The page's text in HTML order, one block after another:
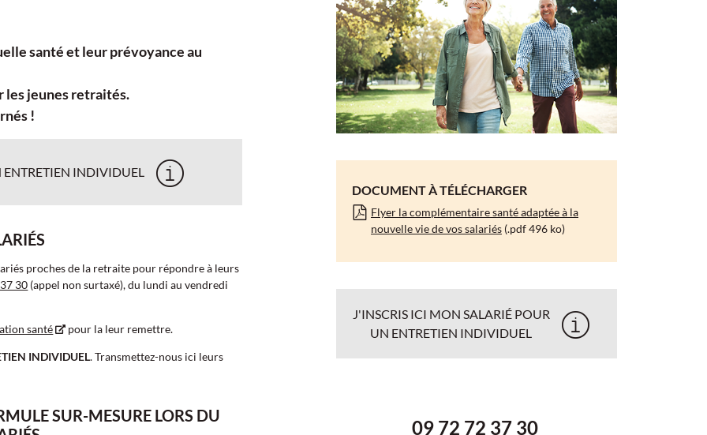
santé et leur prévoyance au
les jeunes retraités.
!
INDIVIDUEL
proches de la retraite pour répondre à leurs
30 (appel non surtaxé), du lundi au vendredi
santé pour la leur remettre.
INDIVIDUEL. Transmettez-nous ici leurs
SUR-MESURE LORS DU
DOCUMENT À TÉLÉCHARGER
Flyer la complémentaire santé adaptée à la
nouvelle vie de vos salariés (.pdf 496 ko)
J'INSCRIS ICI MON SALARIÉ POUR
UN ENTRETIEN INDIVIDUEL
09 72 72 37 30